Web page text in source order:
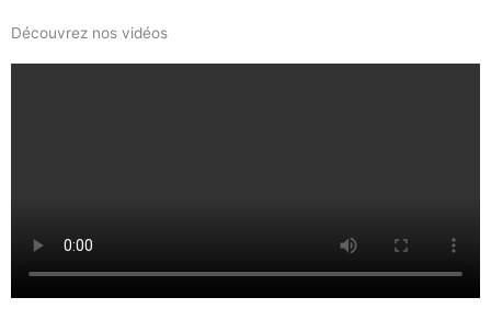
Découvrez nos vidéos